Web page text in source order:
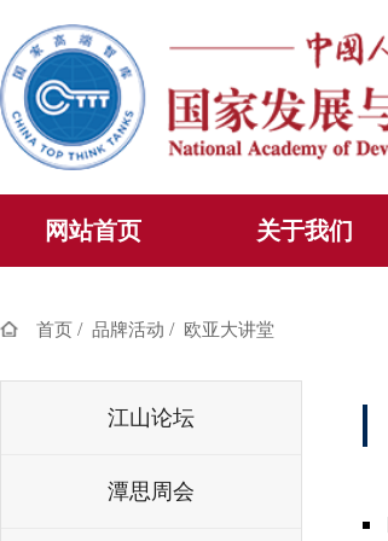
网站首页 关于我们
首页 / 品牌活动 / 欧亚大讲堂
江山论坛
潭思周会